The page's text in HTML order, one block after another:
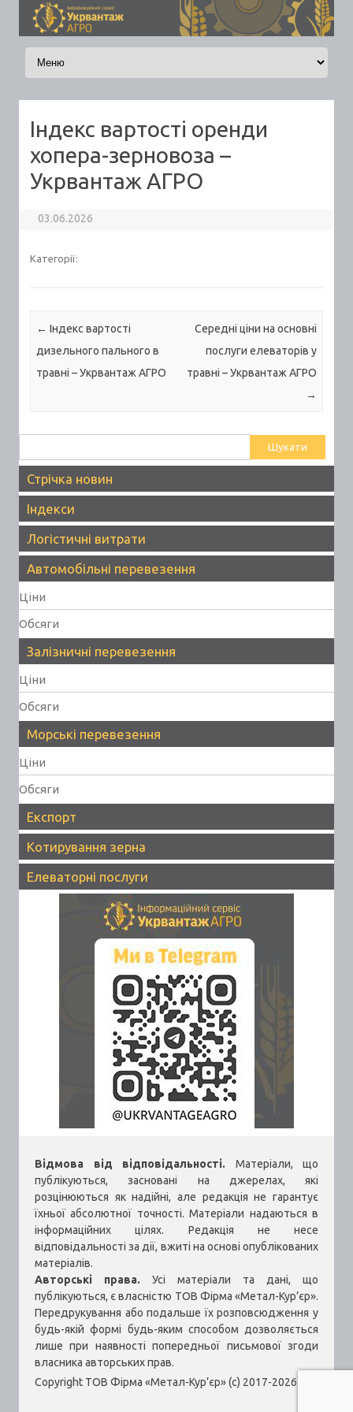
Skip to content
Індекс вартості оренди
хопера-зерновоза –
Укрвантаж АГРО
03.06.2026
Категорії:
Post navigation
← Індекс вартості
дизельного пального в
травні – Укрвантаж АГРО
Середні ціни на основні
послуги елеваторів у
травні – Укрвантаж АГРО
→
Стрічка новин
Індекси
Логістичні витрати
Автомобільні перевезення
Ціни
Обсяги
Залізничні перевезення
Ціни
Обсяги
Морські перевезення
Ціни
Обсяги
Експорт
Котирування зерна
Елеваторні послуги
Відмова від відповідальності. Матеріали, що
публікуються, засновані на джерелах, які
розцінюються як надійні, але редакція не гарантує
їхньої абсолютної точності. Матеріали надаються в
інформаційних цілях. Редакція не несе
відповідальності за дії, вжиті на основі опублікованих
матеріалів.
Авторські права. Усі матеріали та дані, що
публікуються, є власністю ТОВ Фірма «Метал-Кур’єр».
Передрукування або подальше їх розповсюдження у
будь-якій формі будь-яким способом дозволяється
лише при наявності попередньої письмової згоди
власника авторських прав.
Copyright ТОВ Фірма «Метал-Кур’єр» (c) 2017-2026